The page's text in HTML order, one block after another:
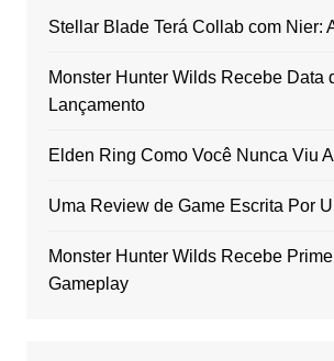
Stellar Blade Terá Collab com Nier:
Monster Hunter Wilds Recebe Data
Lançamento
Elden Ring Como Você Nunca Viu
Uma Review de Game Escrita Por
Monster Hunter Wilds Recebe
Gameplay